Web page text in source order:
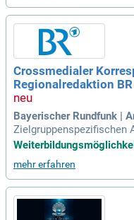
Crossmedialer
Regionalredaktion
Bayerischer Rundfunk |
Zielgruppenspezifischen
gkeiten sowie
Content-Management-
Fundierte Kenntnisse zu
mehr erfahren